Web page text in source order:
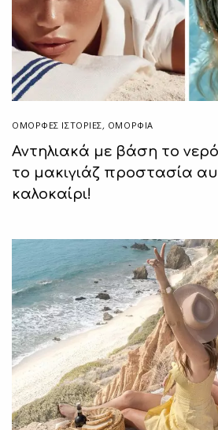
ΌΜΟΡΦΕΣ ΙΣΤΟΡΊΕΣ, ΟΜΟΡΦΙΑ
Αντηλιακά με βάση το
το μακιγιάζ προστασία
καλοκαίρι!